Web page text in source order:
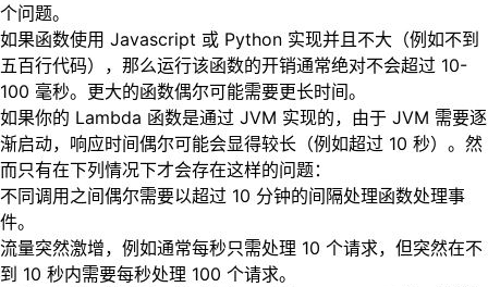
个问题。
如果函数使用 Javascript 或 Python 实现并且不大（例如不到
五百行代码），那么运行该函数的开销通常绝对不会超过 10-
100 毫秒。更大的函数偶尔可能需要更长时间。
如果你的 Lambda 函数是通过 JVM 实现的，由于 JVM 需要逐
渐启动，响应时间偶尔可能会显得较长（例如超过 10 秒）。然
而只有在下列情况下才会存在这样的问题：
不同调用之间偶尔需要以超过 10 分钟的间隔处理函数处理事
件。
流量突然激增，例如通常每秒只需处理 10 个请求，但突然在不
到 10 秒内需要每秒处理 100 个请求。